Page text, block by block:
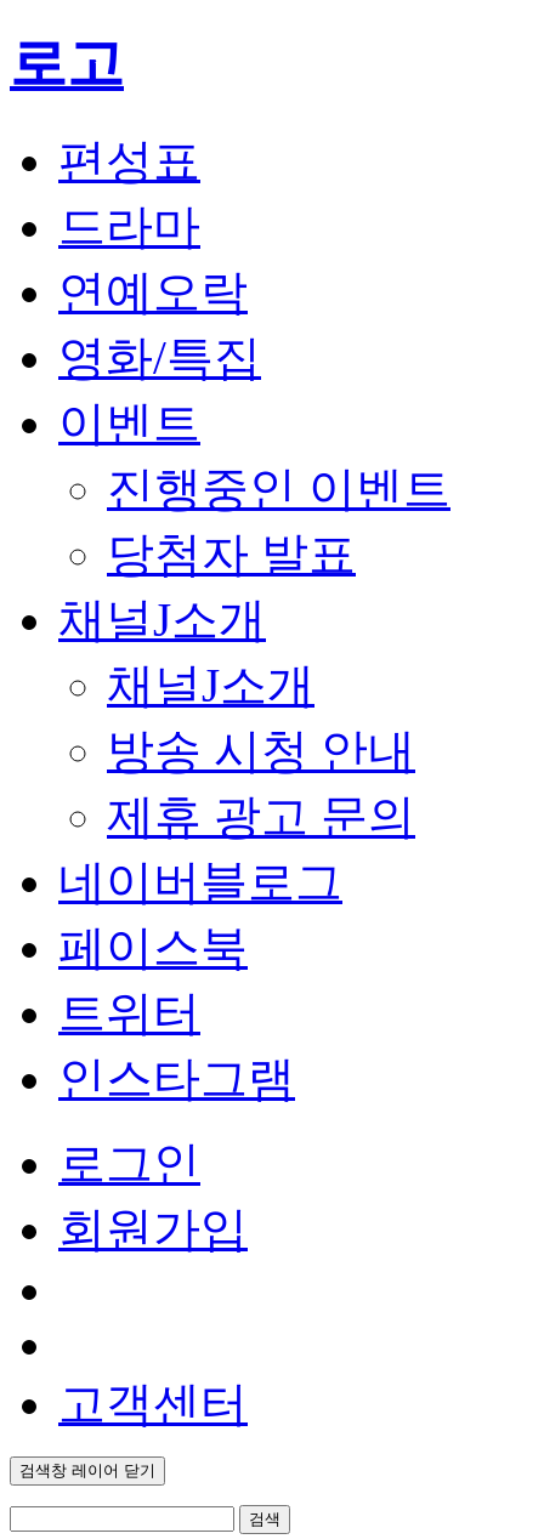
로고
편성표
드라마
연예오락
영화/특집
이벤트
진행중인 이벤트
당첨자 발표
채널J소개
채널J소개
방송 시청 안내
제휴 광고 문의
네이버블로그
페이스북
트위터
인스타그램
로그인
회원가입
고객센터
검색창 레이어 닫기
검색